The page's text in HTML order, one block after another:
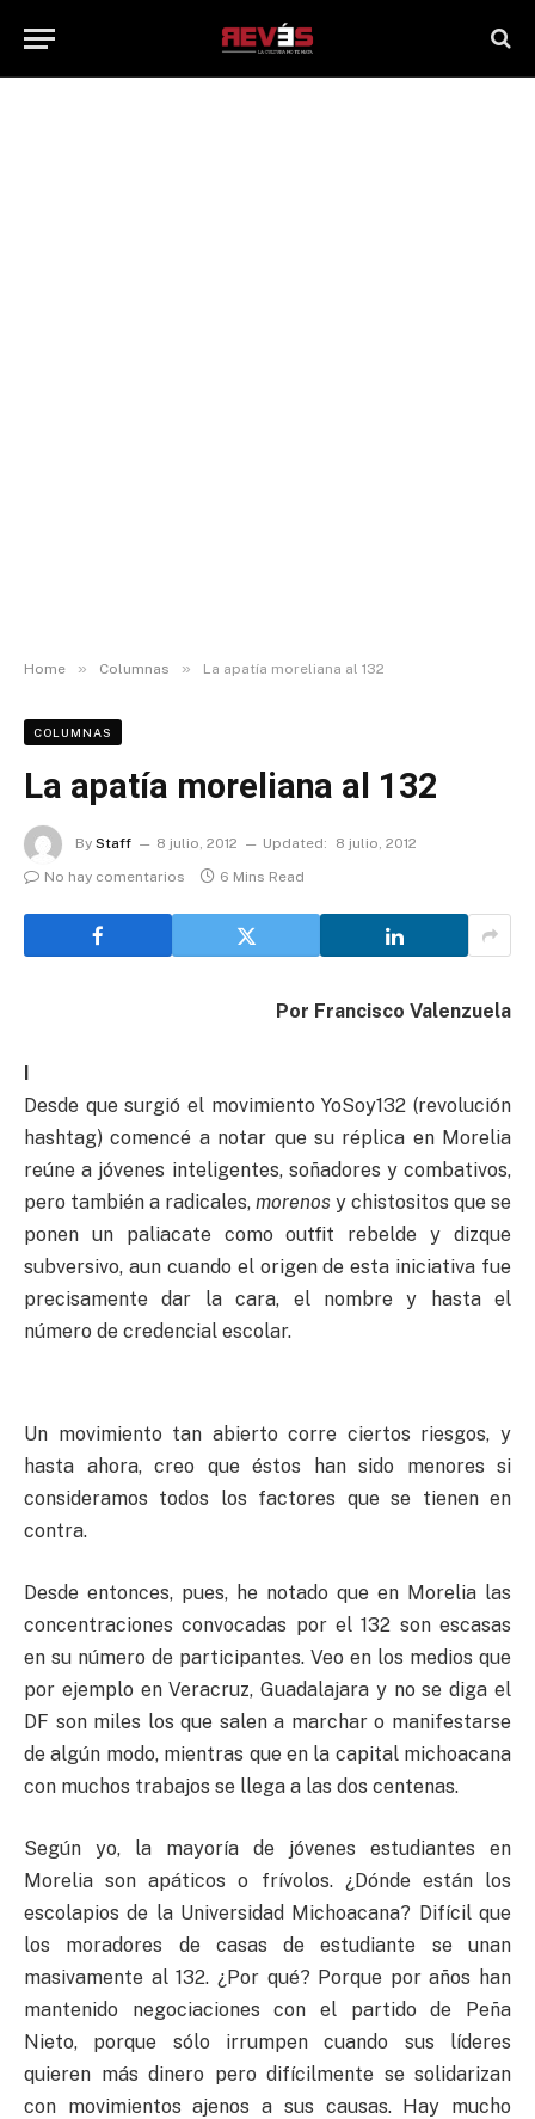
Home » Columnas » La apatía moreliana al 132
COLUMNAS
La apatía moreliana al 132
By Staff 8 julio, 2012 Updated:
8 julio, 2012
No hay comentarios
6 Mins Read
Por Francisco Valenzuela
I
Desde que surgió el movimiento YoSoy132 (revolución
hashtag) comencé a notar que su réplica en Morelia
reúne a jóvenes inteligentes, soñadores y combativos,
pero también a radicales, morenos y chistositos que se
ponen un paliacate como outfit rebelde y dizque
subversivo, aun cuando el origen de esta iniciativa fue
precisamente dar la cara, el nombre y hasta el
número de credencial escolar.
Un movimiento tan abierto corre ciertos riesgos, y
hasta ahora, creo que éstos han sido menores si
consideramos todos los factores que se tienen en
contra.
Desde entonces, pues, he notado que en Morelia las
concentraciones convocadas por el 132 son escasas
en su número de participantes. Veo en los medios que
por ejemplo en Veracruz, Guadalajara y no se diga el
DF son miles los que salen a marchar o manifestarse
de algún modo, mientras que en la capital michoacana
con muchos trabajos se llega a las dos centenas.
Según yo, la mayoría de jóvenes estudiantes en
Morelia son apáticos o frívolos. ¿Dónde están los
escolapios de la Universidad Michoacana? Difícil que
los moradores de casas de estudiante se unan
masivamente al 132. ¿Por qué? Porque por años han
mantenido negociaciones con el partido de Peña
Nieto, porque sólo irrumpen cuando sus líderes
quieren más dinero pero difícilmente se solidarizan
con movimientos ajenos a sus causas. Hay mucho